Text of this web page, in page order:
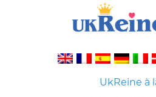
UkReine à